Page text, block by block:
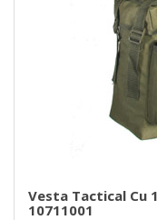
Vesta Tactical Cu
10711001